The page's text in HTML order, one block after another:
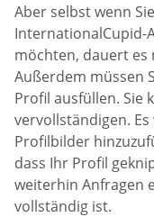
Aber selbst wenn
InternationalCupid-
möchten, dauert es
Außerdem müssen
Profil ausfüllen. Sie
vervollständigen.
Profilbilder
dass Ihr Profil
weiterhin Anfragen
vollständig ist.